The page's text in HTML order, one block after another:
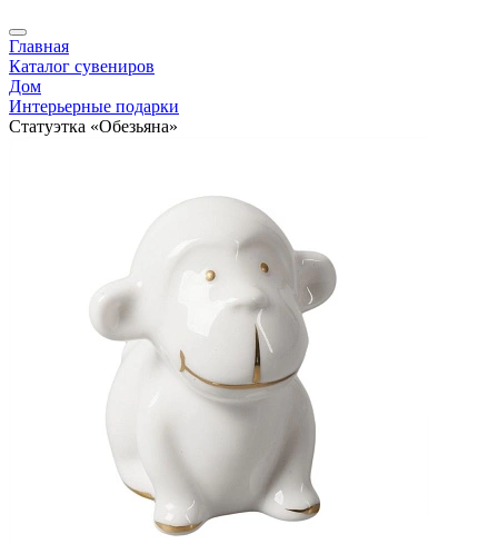
Главная
Каталог сувениров
Дом
Интерьерные подарки
Статуэтка «Обезьяна»